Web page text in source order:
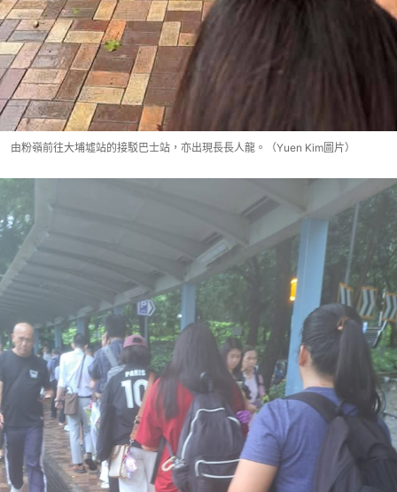
由粉嶺前往大埔墟站的接駁巴士站，亦出現長長人龍。（Yuen Kim圖片）